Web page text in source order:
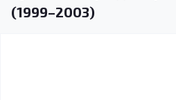
(1999–2003)